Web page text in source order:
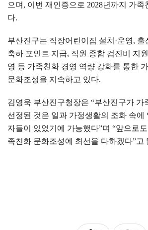
으며 , 이번 재인증으로 2028년까지 가족
다.
부산진구는 직장어린이집 설치 ·운영, 출
축하 포인트 지급, 직원 종합 검진비 지원
영 등 가족친화 경영 역량 강화를 통한
문화조성을 지속하고 있다.
김영욱 부산진구청장은 “부산진구가 가
선정된 것은 일과 가정생활의 조화 속에
자들이 있었기에 가능했다”며 “앞으로
족친화 문화조성에 최선을 다하겠다”고